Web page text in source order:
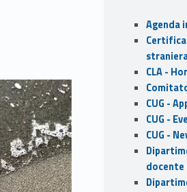
Agenda
CLA -
CUG -
CUG -
CUG -
docente